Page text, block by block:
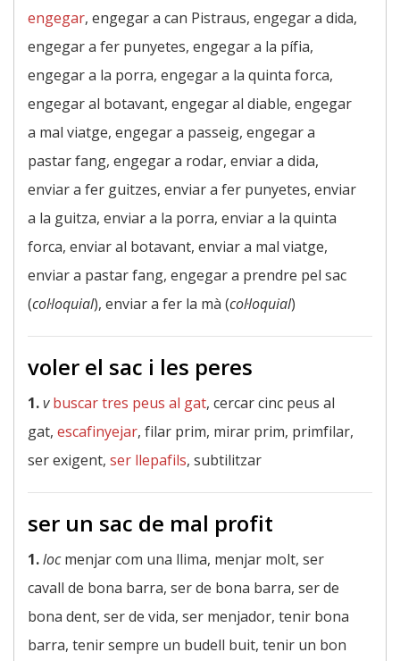
engegar, engegar a can Pistraus, engegar a dida,
engegar a fer punyetes, engegar a la pífia,
engegar a la porra, engegar a la quinta forca,
engegar al botavant, engegar al diable, engegar
a mal viatge, engegar a passeig, engegar a
pastar fang, engegar a rodar, enviar a dida,
enviar a fer guitzes, enviar a fer punyetes, enviar
a la guitza, enviar a la porra, enviar a la quinta
forca, enviar al botavant, enviar a mal viatge,
enviar a pastar fang, engegar a prendre pel sac
(col·loquial), enviar a fer la mà (col·loquial)
voler el sac i les peres
1.v buscar tres peus al gat, cercar cinc peus al
gat, escafinyejar, filar prim, mirar prim, primfilar,
ser exigent, ser llepafils, subtilitzar
ser un sac de mal profit
1.locmenjar com una llima, menjar molt, ser
cavall de bona barra, ser de bona barra, ser de
bona dent, ser de vida, ser menjador, tenir bona
barra, tenir sempre un budell buit, tenir un bon